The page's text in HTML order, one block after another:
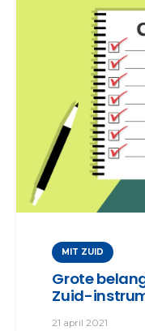
MIT ZUID
Grote
Zuid-
21 april 2021